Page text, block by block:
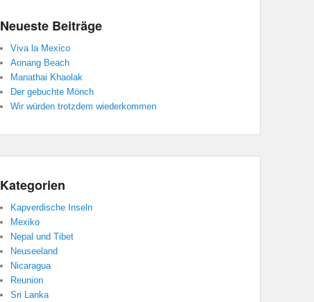
Neueste Beiträge
Viva la Mexico
Aonang Beach
Manathai Khaolak
Der gebuchte Mönch
Wir würden trotzdem wiederkommen
Kategorien
Kapverdische Inseln
Mexiko
Nepal und Tibet
Neuseeland
Nicaragua
Reunion
Sri Lanka